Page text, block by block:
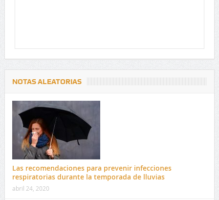
NOTAS ALEATORIAS
Las recomendaciones para prevenir infecciones
respiratorias durante la temporada de lluvias
abril 24, 2020